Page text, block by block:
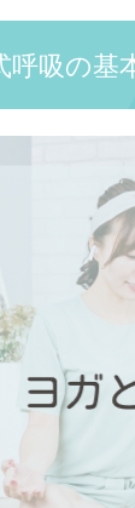
呼吸の基